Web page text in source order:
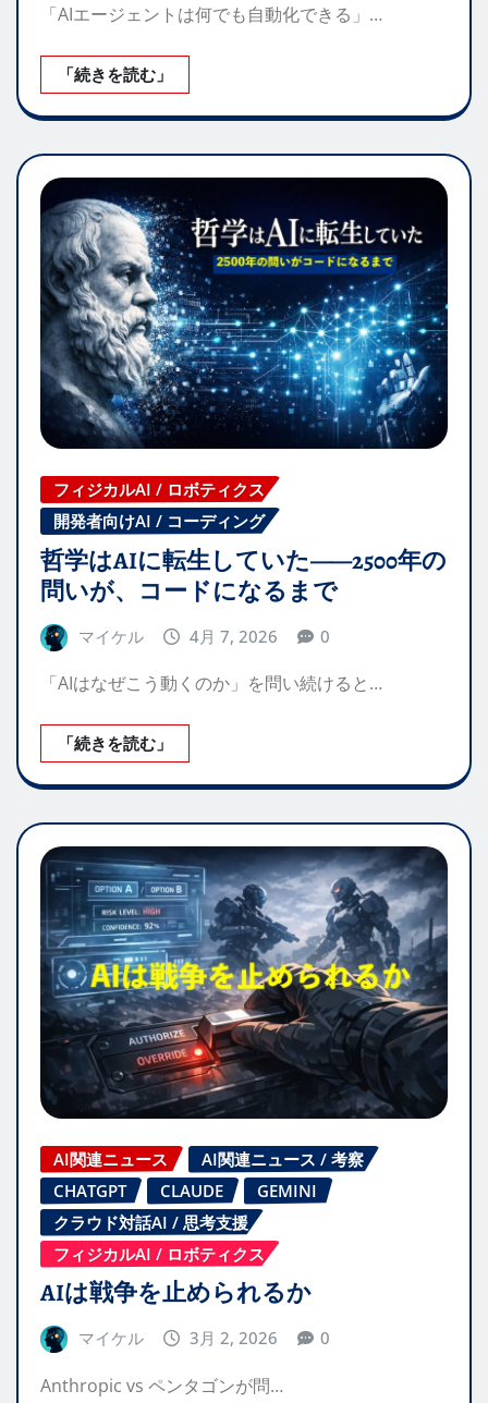
「AIエージェントは何でも自動化できる」…
「続きを読む」
フィジカルAI / ロボティクス
開発者向けAI / コーディング
哲学はAIに転生していた——2500年の
問いが、コードになるまで
マイケル 4月 7, 2026 0
「AIはなぜこう動くのか」を問い続けると…
「続きを読む」
AI関連ニュース
AI関連ニュース / 考察
CHATGPT
CLAUDE
GEMINI
クラウド対話AI / 思考支援
フィジカルAI / ロボティクス
AIは戦争を止められるか
マイケル 3月 2, 2026 0
Anthropic vs ペンタゴンが問…